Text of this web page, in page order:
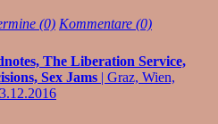
(0) Kommentare (0)
The Liberation Service,
Sex Jams | Graz, Wien,